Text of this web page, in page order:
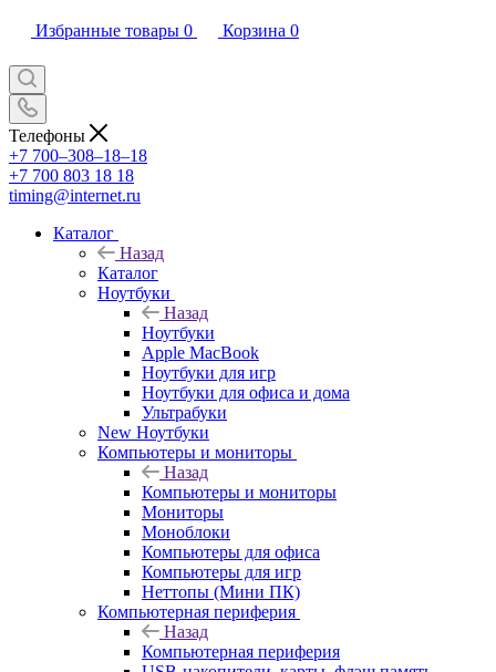
Избранные товары 0 Корзина 0
Телефоны
+7 700‒308‒18‒18
+7 700 803 18 18
timing@internet.ru
Каталог
Назад
Каталог
Ноутбуки
Назад
Ноутбуки
Apple MacBook
Ноутбуки для игр
Ноутбуки для офиса и дома
Ультрабуки
New Ноутбуки
Компьютеры и мониторы
Назад
Компьютеры и мониторы
Мониторы
Моноблоки
Компьютеры для офиса
Компьютеры для игр
Неттопы (Мини ПК)
Компьютерная периферия
Назад
Компьютерная периферия